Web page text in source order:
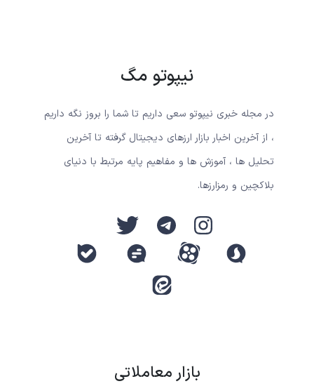
نیپوتو مگ
در مجله خبری نیپوتو سعی داریم تا شما را بروز نگه داریم
، از آخرین اخبار بازار ارزهای دیجیتال گرفته تا آخرین
تحلیل ها ، آموزش ها و مفاهیم پایه مرتبط با دنیای
بلاکچین و رمزارزها.
بازار معاملاتی